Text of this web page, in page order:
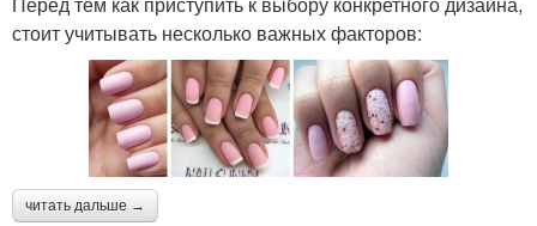
стоит учитывать несколько важных факторов:
читать дальше →